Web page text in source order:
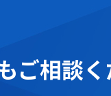
ご相談